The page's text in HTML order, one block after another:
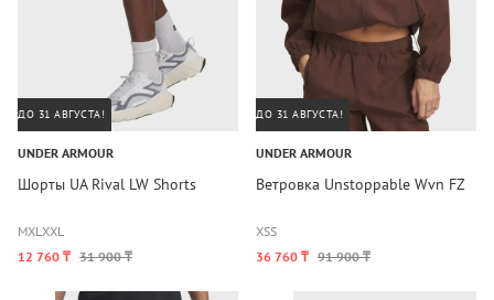
ДО 31 АВГУСТА!
UNDER ARMOUR
Шорты UA Rival LW Shorts
MXLXXL
12 760 ₸ 31 900 ₸
ДО 31 АВГУСТА!
UNDER ARMOUR
Ветровка Unstoppable Wvn FZ
XSS
36 760 ₸ 91 900 ₸